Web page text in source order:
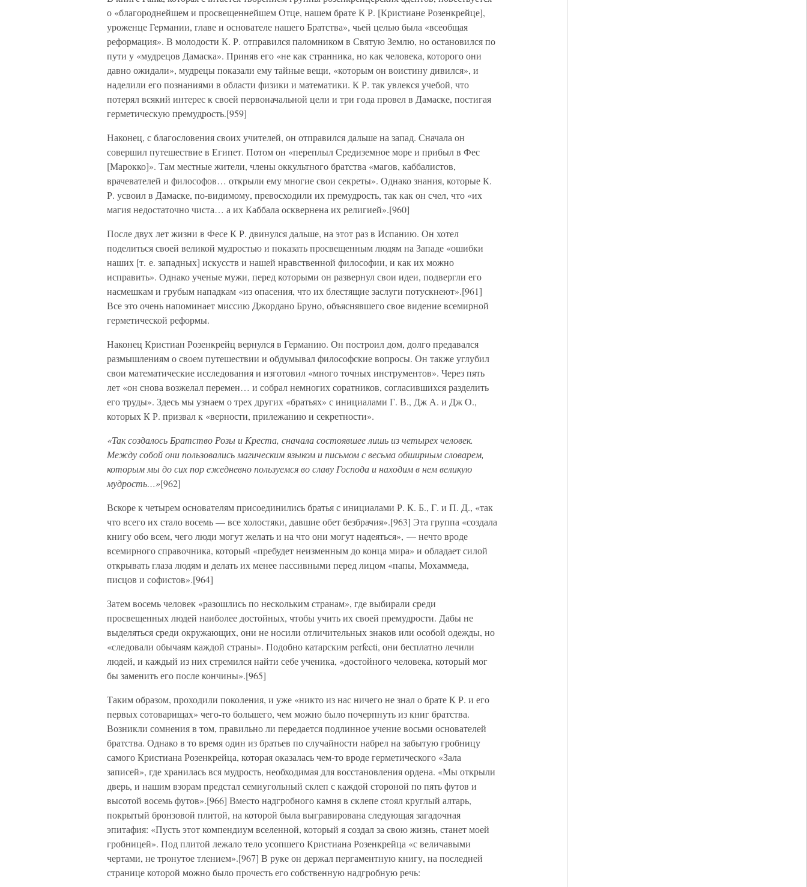
о «благороднейшем и просвещеннейшем Отце, нашем брате К Р. [Кристиане Розенкрейце],
уроженце Германии, главе и основателе нашего Братства», чьей целью была «всеобщая
реформация». В молодости К. Р. отправился паломником в Святую Землю, но остановился по
пути у «мудрецов Дамаска». Приняв его «не как странника, но как человека, которого они
давно ожидали», мудрецы показали ему тайные вещи, «которым он воистину дивился», и
наделили его познаниями в области физики и математики. К Р. так увлекся учебой, что
потерял всякий интерес к своей первоначальной цели и три года провел в Дамаске, постигая
герметическую премудрость.[959]
Наконец, с благословения своих учителей, он отправился дальше на запад. Сначала он
совершил путешествие в Египет. Потом он «переплыл Средиземное море и прибыл в Фес
[Марокко]». Там местные жители, члены оккультного братства «магов, каббалистов,
врачевателей и философов… открыли ему многие свои секреты». Однако знания, которые К.
Р. усвоил в Дамаске, по-видимому, превосходили их премудрость, так как он счел, что «их
магия недостаточно чиста… а их Каббала осквернена их религией».[960]
После двух лет жизни в Фесе К Р. двинулся дальше, на этот раз в Испанию. Он хотел
поделиться своей великой мудростью и показать просвещенным людям на Западе «ошибки
наших [т. е. западных] искусств и нашей нравственной философии, и как их можно
исправить». Однако ученые мужи, перед которыми он развернул свои идеи, подвергли его
насмешкам и грубым нападкам «из опасения, что их блестящие заслуги потускнеют».[961]
Все это очень напоминает миссию Джордано Бруно, объяснявшего свое видение всемирной
герметической реформы.
Наконец Кристиан Розенкрейц вернулся в Германию. Он построил дом, долго предавался
размышлениям о своем путешествии и обдумывал философские вопросы. Он также углубил
свои математические исследования и изготовил «много точных инструментов». Через пять
лет «он снова возжелал перемен… и собрал немногих соратников, согласившихся разделить
его труды». Здесь мы узнаем о трех других «братьях» с инициалами Г. В., Дж А. и Дж О.,
которых К Р. призвал к «верности, прилежанию и секретности».
«Так создалось Братство Розы и Креста, сначала состоявшее лишь из четырех человек.
Между собой они пользовались магическим языком и письмом с весьма обширным словарем,
которым мы до сих пор ежедневно пользуемся во славу Господа и находим в нем великую
мудрость…»[962]
Вскоре к четырем основателям присоединились братья с инициалами Р. К. Б., Г. и П. Д., «так
что всего их стало восемь — все холостяки, давшие обет безбрачия».[963] Эта группа «создала
книгу обо всем, чего люди могут желать и на что они могут надеяться», — нечто вроде
всемирного справочника, который «пребудет неизменным до конца мира» и обладает силой
открывать глаза людям и делать их менее пассивными перед лицом «папы, Мохаммеда,
писцов и софистов».[964]
Затем восемь человек «разошлись по нескольким странам», где выбирали среди
просвещенных людей наиболее достойных, чтобы учить их своей премудрости. Дабы не
выделяться среди окружающих, они не носили отличительных знаков или особой одежды, но
«следовали обычаям каждой страны». Подобно катарским perfecti, они бесплатно лечили
людей, и каждый из них стремился найти себе ученика, «достойного человека, который мог
бы заменить его после кончины».[965]
Таким образом, проходили поколения, и уже «никто из нас ничего не знал о брате К Р. и его
первых сотоварищах» чего-то большего, чем можно было почерпнуть из книг братства.
Возникли сомнения в том, правильно ли передается подлинное учение восьми основателей
братства. Однако в то время один из братьев по случайности набрел на забытую гробницу
самого Кристиана Розенкрейца, которая оказалась чем-то вроде герметического «Зала
записей», где хранилась вся мудрость, необходимая для восстановления ордена. «Мы открыли
дверь, и нашим взорам предстал семиугольный склеп с каждой стороной по пять футов и
высотой восемь футов».[966] Вместо надгробного камня в склепе стоял круглый алтарь,
покрытый бронзовой плитой, на которой была выгравирована следующая загадочная
эпитафия: «Пусть этот компендиум вселенной, который я создал за свою жизнь, станет моей
гробницей». Под плитой лежало тело усопшего Кристиана Розенкрейца «с величавыми
чертами, не тронутое тлением».[967] В руке он держал пергаментную книгу, на последней
странице которой можно было прочесть его собственную надгробную речь: